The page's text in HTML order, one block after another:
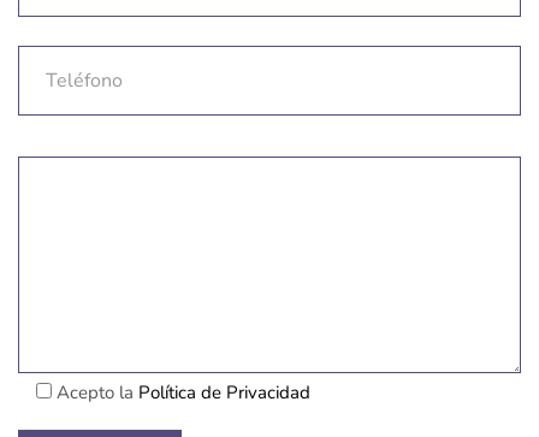
Acepto la Política de Privacidad